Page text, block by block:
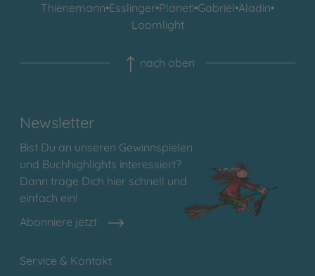
Thienemann•Esslinger•Planet!•Gabriel•Aladin•
Loomlight
nach oben
Newsletter
Bist Du an unseren Gewinnspielen
und Buchhighlights interessiert?
Dann trage Dich hier schnell und
einfach ein!
Abonniere jetzt
Service & Kontakt